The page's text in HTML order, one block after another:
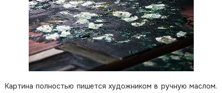
Картина полностью пишется художником в ручную маслом.